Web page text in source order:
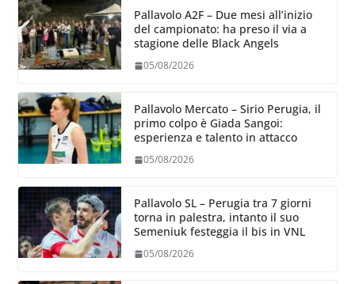
Pallavolo A2F – Due mesi all’inizio
del campionato: ha preso il via a
stagione delle Black Angels
05/08/2026
Pallavolo Mercato – Sirio Perugia, il
primo colpo è Giada Sangoi:
esperienza e talento in attacco
05/08/2026
Pallavolo SL – Perugia tra 7 giorni
torna in palestra, intanto il suo
Semeniuk festeggia il bis in VNL
05/08/2026